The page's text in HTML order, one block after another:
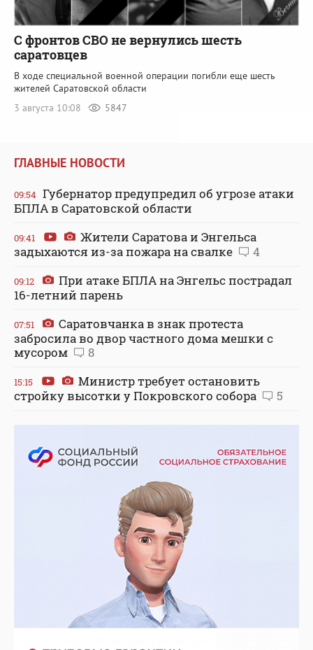
С фронтов СВО не вернулись шесть
саратовцев
В ходе специальной военной операции погибли еще шесть
жителей Саратовской области
3 августа 10:08
5847
ГЛАВНЫЕ НОВОСТИ
09:54 Губернатор предупредил об угрозе атаки
БПЛА в Саратовской области
09:41
Жители Саратова и Энгельса
задыхаются из-за пожара на свалке
4
09:12
При атаке БПЛА на Энгельс пострадал
16-летний парень
07:51
Саратовчанка в знак протеста
забросила во двор частного дома мешки с
мусором
8
15:15
Министр требует остановить
стройку высотки у Покровского собора
5